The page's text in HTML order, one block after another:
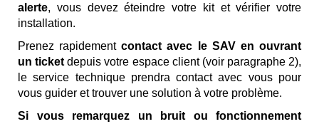
alerte, vous devez éteindre votre kit et vérifier votre
installation.
Prenez rapidementcontact avec le SAV en ouvrant
un ticket depuis votre espace client (voir paragraphe 2),
le service technique prendra contact avec vous pour
vous guider et trouver une solution à votre problème.
Si vous remarquez un bruit ou fonctionnement